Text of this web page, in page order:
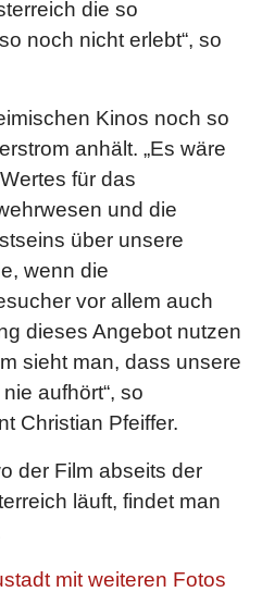
die so
noch nicht erlebt“, so
Kinos noch so
anhält. „Es wäre
für das
und die
über unsere
wenn die
vor allem auch
dieses Angebot nutzen
sieht man, dass unsere
aufhört“, so
Christian Pfeiffer.
der Film abseits der
läuft, findet man
mit weiteren Fotos